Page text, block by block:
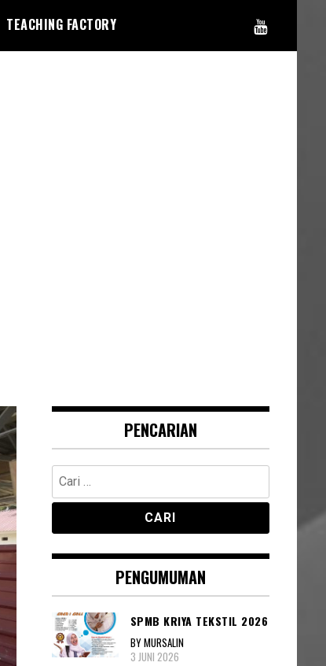
TEACHING FACTORY
PENCARIAN
Cari
untuk:
PENGUMUMAN
SPMB KRIYA TEKSTIL 2026
BY MURSALIN
3 JUNI 2026